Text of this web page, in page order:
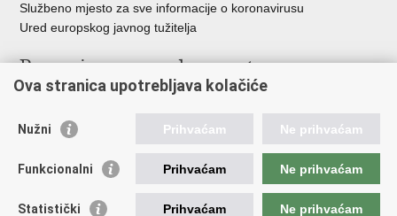
Službeno mjesto za sve informacije o koronavirusu
Ured europskog javnog tužitelja
Poveznice pravosudnog sustava
Državno odvjetništvo
Ured za suzbijanje korupcije i organiziranog kriminaliteta
Državnoodvjetničko vijeće
Ova stranica upotrebljava kolačiće
Nužni Prihvaćam Ne prihvaćam
Funkcionalni Prihvaćam Ne prihvaćam
Statistički Prihvaćam Ne prihvaćam